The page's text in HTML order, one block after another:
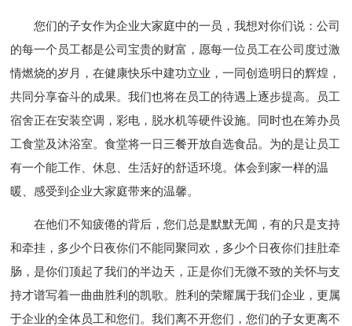
您们的子女作为企业大家庭中的一员，我想对你们说：公司
的每一个员工都是公司宝贵的财富，愿每一位员工在公司度过激
情燃烧的岁月，在健康快乐中建功立业，一同创造明日的辉煌，
共同分享奋斗的成果。我们也将在员工的待遇上逐步提高。员工
宿舍正在安装空调，彩电，脱水机等硬件设施。同时也在筹办员
工食堂及沐浴室。食堂将一日三餐开放自选食品。为的是让员工
有一个能工作、休息、生活好的舒适环境。体会到家一样的温
暖、感受到企业大家庭带来的温馨。
在他们不知疲倦的背后，您们总是默默无闻，有的只是支持
和牵挂，多少个日夜你们不能同聚同欢，多少个日夜你们挂肚牵
肠，是你们顶起了我们的半边天，正是你们无微不致的关怀与支
持才谱写着一曲曲胜利的凯歌。胜利的荣耀属于我们企业，更属
于企业的全体员工和您们。我们离不开您们，您们的子女更离不